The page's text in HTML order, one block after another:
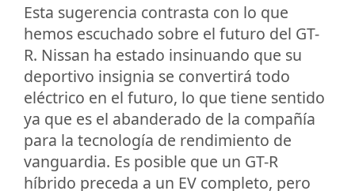
Esta sugerencia contrasta con lo que
hemos escuchado sobre el futuro del GT-
R. Nissan ha estado insinuando que su
deportivo insignia se convertirá todo
eléctrico en el futuro, lo que tiene sentido
ya que es el abanderado de la compañía
para la tecnología de rendimiento de
vanguardia. Es posible que un GT-R
híbrido preceda a un EV completo, pero